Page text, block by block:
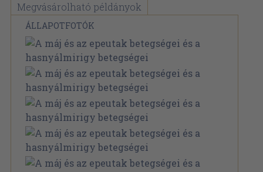
Megvásárolható példányok
ÁLLAPOTFOTÓK